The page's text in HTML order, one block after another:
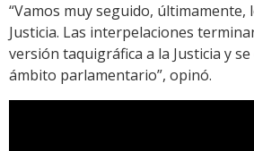
“Vamos muy seguido, últimamente,
Justicia. Las interpelaciones
versión taquigráfica a la Justicia y
ámbito parlamentario”, opinó.